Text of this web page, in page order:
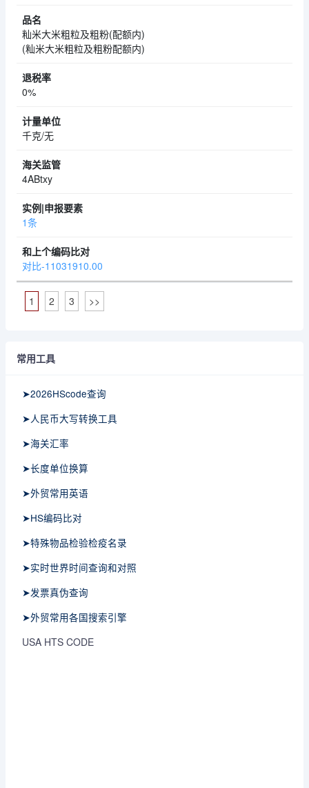
籼米大米粗粒及粗粉(配额内)
(籼米大米粗粒及粗粉配额内)
0%
千克/无
4ABtxy
1条
对比-11031910.00
1 2 3 >>
常用工具
➤2026HScode查询
➤人民币大写转换工具
➤海关汇率
➤长度单位换算
➤外贸常用英语
➤HS编码比对
➤特殊物品检验检疫名录
➤实时世界时间查询和对照
➤发票真伪查询
➤外贸常用各国搜索引擎
USA HTS CODE